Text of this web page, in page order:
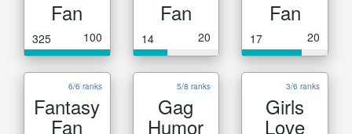
Fan
325 100
Fan
14 20
Fan
17 20
6/6 ranks
Fantasy
Fan
5/8 ranks
Gag
Humor
3/6 ranks
Girls
Love